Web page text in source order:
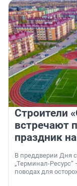
Строители
встречают
праздник
В преддверии Дня
„Терминал-
поводах для